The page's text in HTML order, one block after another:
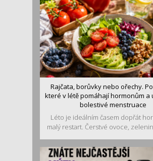
Rajčata, borůvky nebo ořechy.
které v létě pomáhají hormonům a
bolestivé menstruace
Léto je ideálním časem dopřát
malý restart. Čerstvé ovoce,